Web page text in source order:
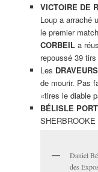
VICTOIRE DE
Loup a arraché
le premier
CORBEILa
repoussé 39
Les
de mourir. Pas
«tires le diable
BÉLISLE
Daniel
des